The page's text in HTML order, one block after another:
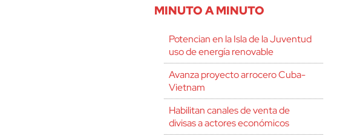
MINUTO A MINUTO
Potencian en la Isla de la Juventud
uso de energía renovable
Avanza proyecto arrocero Cuba-
Vietnam
Habilitan canales de venta de
divisas a actores económicos